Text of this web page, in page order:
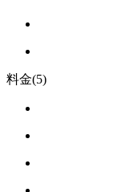
料金(5)